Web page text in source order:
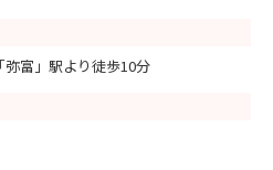
富」駅より徒歩10分